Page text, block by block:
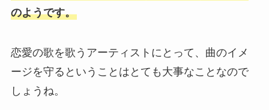
のようです。
恋愛の歌を歌うアーティストにとって、曲のイメ
ージを守るということはとても大事なことなので
しょうね。